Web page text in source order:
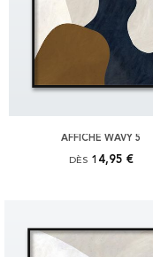
AFFICHE WAVY 5
DÈS 14,95 €